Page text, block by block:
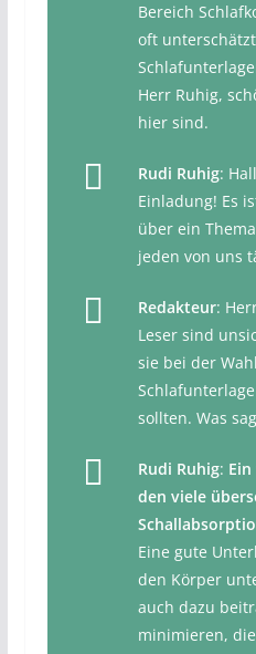
Bereich
oft
Herr Ruhig,
hier sind.
Rudi Ruhig:
Einladung! Es
über ein
jeden von uns
Redakteur:
Leser sind
sie bei der
sollten. Was
Rudi Ruhig:
den viele
Eine gute
den Körper
auch dazu
minimieren,